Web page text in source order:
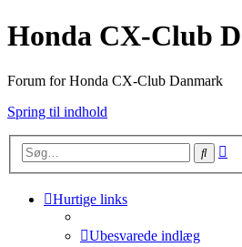
Honda CX-Club
Forum for Honda CX-Club Danmark
Spring til indhold
Søg
Hurtige links
Ubesvarede indlæg